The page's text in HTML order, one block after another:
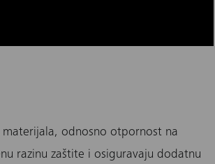
odnosno otpornost na
razinu zaštite i osiguravaju dodatnu